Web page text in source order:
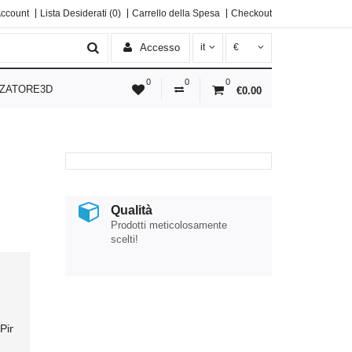
Lista Desiderati (0) Carrello della Spesa Checkout
Accesso it €
0 0 0
€0.00
Qualità
Prodotti meticolosamente
scelti!